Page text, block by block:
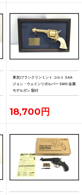
東京)フランクリンミント コルト SAA
ジョン・ウェインリボルバー SMG 金属
モデルガン 額付
18,700円